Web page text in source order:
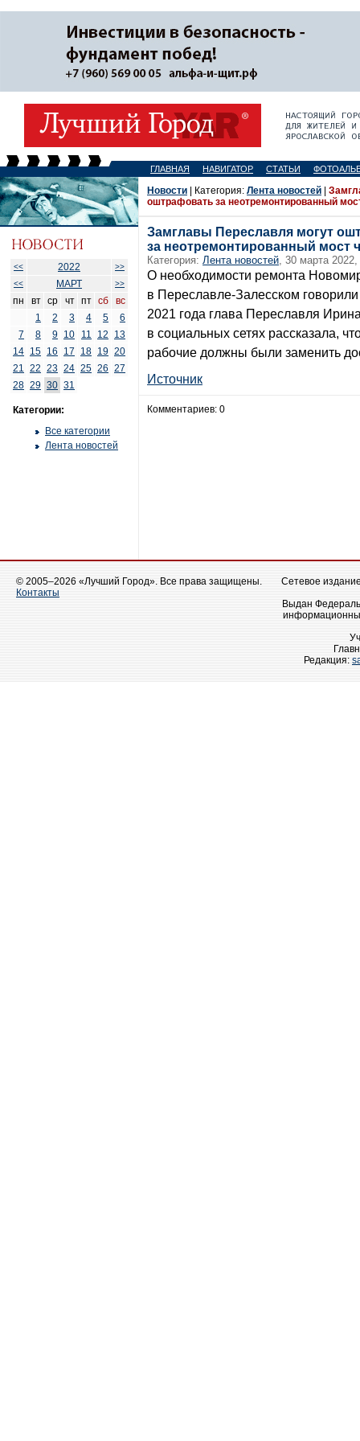
ГЛАВНАЯ НАВИГАТОР СТАТЬИ
<< 2022
>>
<<
МАРТ >>
пн вт ср чт пт сб
вс
1
2 3 4 5
6
7
8 9 10 11 12
13
14 15 16 17 18 19 20
21 22 23 24 25 26 27
28 29 30 31
Категории:
Все категории
Лента новостей
Новости | Категория: Лента новостей
оштрафовать за неотремонтированный
Замглавы Переславля могут
за неотремонтированный мост
Категория: Лента новостей, 30 марта 2022,
О необходимости ремонта
в Переславле-Залесском
2021 года глава Переславля
в социальных сетях рассказала,
рабочие должны были заменить
Источник
Комментариев: 0
© 2005–2026 «Лучший Город». Все права защищены.
Контакты
Сетевое
Выдан
Редакция: